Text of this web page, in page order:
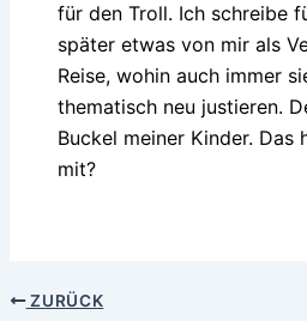
für den Troll. Ich schreibe
später etwas von mir als
Reise, wohin auch immer
thematisch neu justieren.
Buckel meiner Kinder.
mit?
ZURÜCK